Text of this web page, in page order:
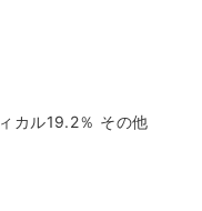
フォロー体制◎≫
援制度もございま
その内7名が当院で
。
援も充実！
をお伝えいただけれ
カル19.2％ その他